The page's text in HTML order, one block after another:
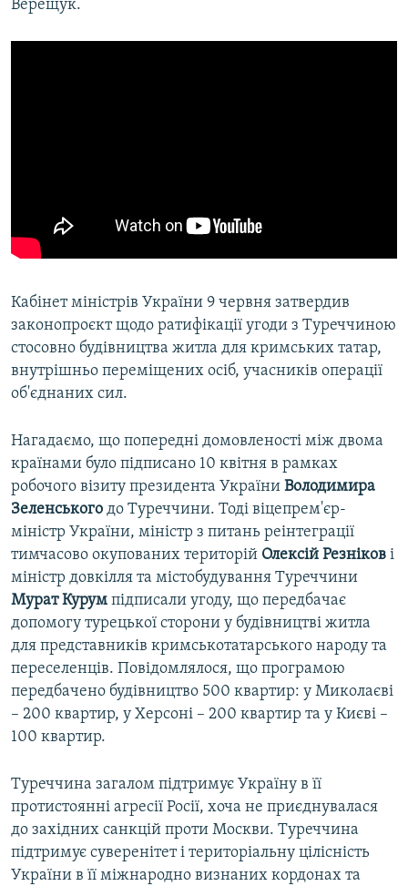
Верещук.
Кабінет міністрів України 9 червня затвердив
законопроєкт щодо ратифікації угоди з Туреччиною
стосовно будівництва житла для кримських татар,
внутрішньо переміщених осіб, учасників операції
об'єднаних сил.
Нагадаємо, що попередні домовленості між двома
країнами було підписано 10 квітня в рамках
робочого візиту президента України Володимира
Зеленського до Туреччини. Тоді віцепрем'єр-
міністр України, міністр з питань реінтеграції
тимчасово окупованих територій Олексій Резніков і
міністр довкілля та містобудування Туреччини
Мурат Курум підписали угоду, що передбачає
допомогу турецької сторони у будівництві житла
для представників кримськотатарського народу та
переселенців. Повідомлялося, що програмою
передбачено будівництво 500 квартир: у Миколаєві
– 200 квартир, у Херсоні – 200 квартир та у Києві –
100 квартир.
Туреччина загалом підтримує Україну в її
протистоянні агресії Росії, хоча не приєднувалася
до західних санкцій проти Москви. Туреччина
підтримує суверенітет і територіальну цілісність
України в її міжнародно визнаних кордонах та